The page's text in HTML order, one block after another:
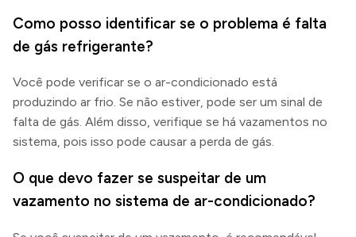
Como posso identificar se o problema é falta
de gás refrigerante?
Você pode verificar se o ar-condicionado está
produzindo ar frio. Se não estiver, pode ser um sinal de
falta de gás. Além disso, verifique se há vazamentos no
sistema, pois isso pode causar a perda de gás.
O que devo fazer se suspeitar de um
vazamento no sistema de ar-condicionado?